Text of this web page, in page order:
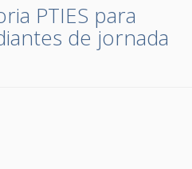
PTIES para
de jornada